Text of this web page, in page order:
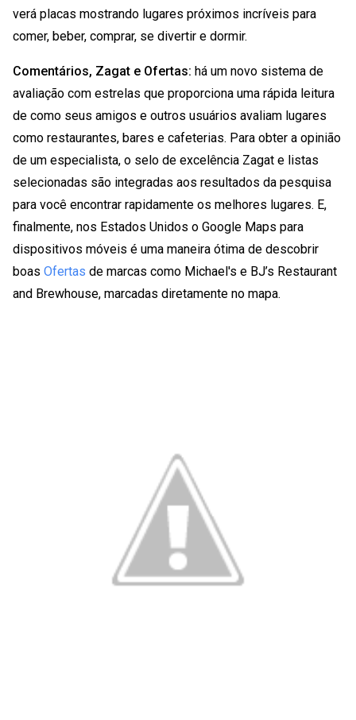
verá placas mostrando lugares próximos incríveis para
comer, beber, comprar, se divertir e dormir.
Comentários, Zagat e Ofertas: há um novo sistema de
avaliação com estrelas que proporciona uma rápida leitura
de como seus amigos e outros usuários avaliam lugares
como restaurantes, bares e cafeterias. Para obter a opinião
de um especialista, o selo de excelência Zagat e listas
selecionadas são integradas aos resultados da pesquisa
para você encontrar rapidamente os melhores lugares. E,
finalmente, nos Estados Unidos o Google Maps para
dispositivos móveis é uma maneira ótima de descobrir
boas Ofertas de marcas como Michael's e BJ’s Restaurant
and Brewhouse, marcadas diretamente no mapa.